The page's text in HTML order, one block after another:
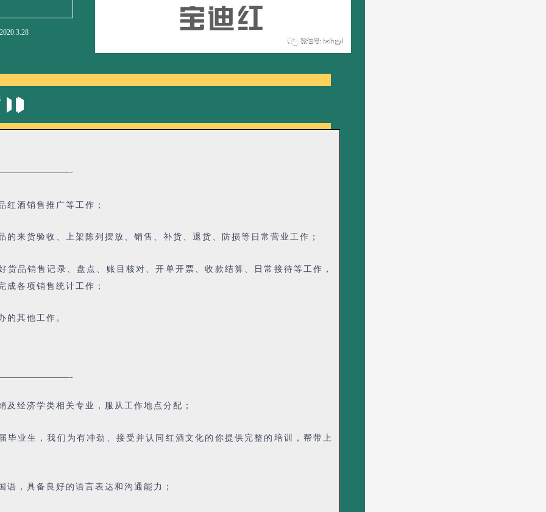
2020.3.28
红酒销售推广等工作；
的来货验收、上架陈列摆放、销售、补货、退货、防损等日常营业工作；
货品销售记录、盘点、账目核对、开单开票、收款结算、日常接待等工作，
成各项销售统计工作；
的其他工作。
及经济学类相关专业，服从工作地点分配；
毕业生，我们为有冲劲、接受并认同红酒文化的你提供完整的培训，帮带上
语，具备良好的语言表达和沟通能力；